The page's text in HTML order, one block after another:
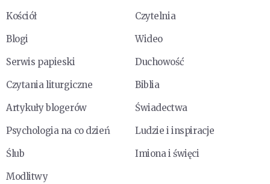
Kościół
Czytelnia
Blogi
Wideo
Serwis papieski
Duchowość
Czytania liturgiczne
Biblia
Artykuły blogerów
Świadectwa
Psychologia na co dzień
Ludzie i inspiracje
Ślub
Imiona i święci
Modlitwy